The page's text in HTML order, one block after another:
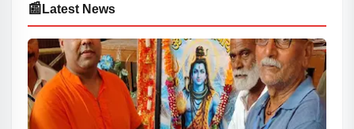
📰 Latest News